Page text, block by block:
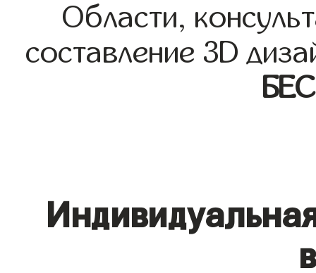
Области,
составление 3D